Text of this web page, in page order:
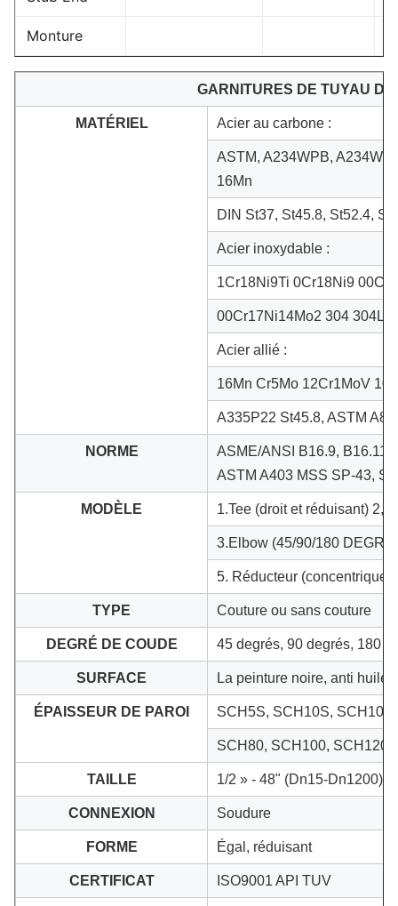
Monture
GARNITURES DE TUYAU
MATÉRIEL Acier au carbone :
ASTM, A234WPB,
16Mn
DIN St37, St45.8, St52.4,
Acier inoxydable :
1Cr18Ni9Ti 0Cr18Ni9
00Cr17Ni14Mo2 304 304L
Acier allié :
16Mn Cr5Mo 12Cr1MoV
A335P22 St45.8, ASTM
NORME
ASME/ANSI B16.9, B16.11,
ASTM A403 MSS SP-43,
MODÈLE 1.Tee (droit et réduisant)
3.Elbow (45/90/180
5. Réducteur (concentrique
TYPE Couture ou sans couture
DEGRÉ DE COUDE 45 degrés, 90 degrés, 180
SURFACE La peinture noire, anti huile
ÉPAISSEUR DE PAROI SCH5S, SCH10S, SCH10,
SCH80, SCH100, SCH120,
TAILLE 1/2 » - 48" (Dn15-Dn1200)
CONNEXION Soudure
FORME Égal, réduisant
CERTIFICAT ISO9001 API TUV